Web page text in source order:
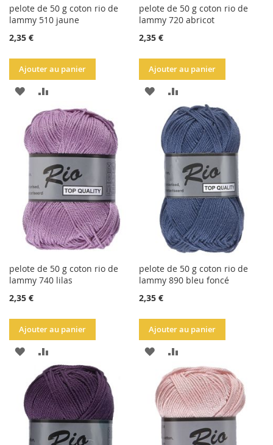
pelote de 50 g coton rio de
lammy 510 jaune
2,35 €
Ajouter au panier
AJOUTER
LA
LISTE
D'ACHATS
AU
COMPARATEUR
pelote de 50 g coton rio de
lammy 720 abricot
2,35 €
Ajouter au panier
AJOUTER
LA
LISTE
D'ACHATS
AU
COMPARATEUR
pelote de 50 g coton rio de
lammy 740 lilas
2,35 €
Ajouter au panier
AJOUTER
LA
LISTE
D'ACHATS
AU
COMPARATEUR
pelote de 50 g coton rio de
lammy 890 bleu foncé
2,35 €
Ajouter au panier
AJOUTER
LA
LISTE
D'ACHATS
AU
COMPARATEUR